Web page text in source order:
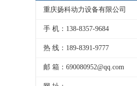
重庆扬科动力设备有限公司
手 机：138-8357-9684
热 线：189-8391-9777
邮 箱：690080952@qq.com